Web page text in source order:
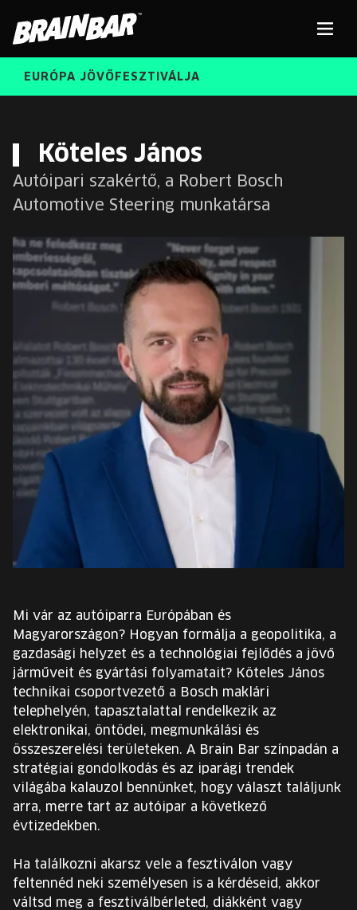
Bar
RÓLUNK
KORÁBBI ELŐADÓK
BRAIN BAR™ TRIBE
KARRIER
EURÓPA JÖVŐFESZTIVÁLJA
ELŐADÓK
INGYENES DIÁK- ÉS TANÁRREGISZTRÁCIÓ
JEGYEK
KOSÁR
language:
EN
EURÓPA JÖVŐFESZTIVÁLJA
INGYENES DIÁK- ÉS TANÁRREGISZTRÁCIÓ
KOSÁR
Köteles János
Autóipari szakértő, a Robert Bosch
Automotive Steering munkatársa
Mi vár az autóiparra Európában és
Magyarországon? Hogyan formálja a geopolitika, a
gazdasági helyzet és a technológiai fejlődés a jövő
járműveit és gyártási folyamatait? Köteles János
technikai csoportvezető a Bosch maklári
telephelyén, tapasztalattal rendelkezik az
elektronikai, öntödei, megmunkálási és
összeszerelési területeken. A Brain Bar színpadán a
stratégiai gondolkodás és az iparági trendek
világába kalauzol bennünket, hogy választ találjunk
arra, merre tart az autóipar a következő
évtizedekben.
Ha találkozni akarsz vele a fesztiválon vagy
feltennéd neki személyesen is a kérdéseid, akkor
váltsd meg a fesztiválbérleted, diákként vagy